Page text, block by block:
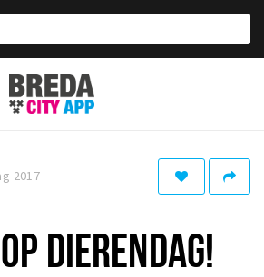
Breda
City
App
2017
DIERENDAG!